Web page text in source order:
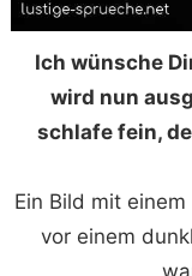
Ich wünsche
wird nun
schlafe fein,
Ein Bild mit
vor einem